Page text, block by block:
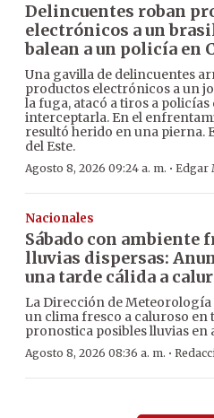
Delincuentes roban
electrónicos a un
balean a un policía en
Una gavilla de delincuentes
productos electrónicos a un
la fuga, atacó a tiros a
interceptarla. En el
resultó herido en una pierna.
del Este.
Agosto 8, 2026 09:24 a. m. · Edgar
Nacionales
Sábado con ambiente
lluvias dispersas:
una tarde cálida a
La Dirección de
un clima fresco a caluroso en
pronostica posibles lluvias en
Agosto 8, 2026 08:36 a. m. ·